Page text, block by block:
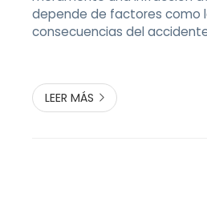
depende de factores como
consecuencias del
LEER MÁS